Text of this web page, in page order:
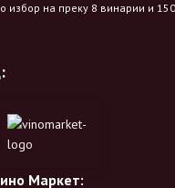
избор на преку 8 винарии и
Маркет: